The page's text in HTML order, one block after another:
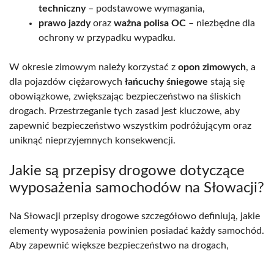
techniczny– podstawowe wymagania,
prawo jazdyoraz ważna polisa OC – niezbędne dla
ochrony w przypadku wypadku.
W okresie zimowym należy korzystać z opon zimowych, a
dla pojazdów ciężarowych łańcuchy śniegowe stają się
obowiązkowe, zwiększając bezpieczeństwo na śliskich
drogach. Przestrzeganie tych zasad jest kluczowe, aby
zapewnić bezpieczeństwo wszystkim podróżującym oraz
uniknąć nieprzyjemnych konsekwencji.
Jakie są przepisy drogowe dotyczące
wyposażenia samochodów na Słowacji?
Na Słowacji przepisy drogowe szczegółowo definiują, jakie
elementy wyposażenia powinien posiadać każdy samochód.
Aby zapewnić większe bezpieczeństwo na drogach,